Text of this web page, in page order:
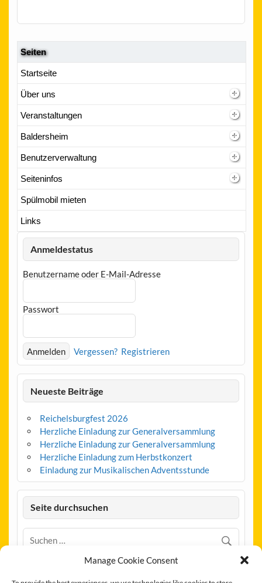
Manage Cookie Consent
Seiten
Startseite
Über uns
Veranstaltungen
Baldersheim
Benutzerverwaltung
Seiteninfos
Spülmobil mieten
Links
Anmeldestatus
Benutzername oder E-Mail-Adresse
Passwort
Vergessen? Registrieren
Neueste Beiträge
Reichelsburgfest 2026
Herzliche Einladung zur Generalversammlung
Herzliche Einladung zur Generalversammlung
Herzliche Einladung zum Herbstkonzert
Einladung zur Musikalischen Adventsstunde
Seite durchsuchen